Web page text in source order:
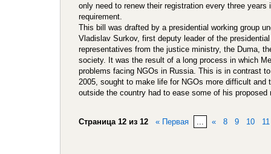
only need to renew their registration every three years
requirement.
This bill was drafted by a presidential working group
Vladislav Surkov, first deputy leader of the
representatives from the justice ministry, the Duma,
society. It was the result of a long process in which
problems facing NGOs in Russia. This is in contrast
2005, sought to make life for NGOs more difficult and
outside the country had to ease some of his
Страница 12 из 12 « Первая ... « 8 9 10 11